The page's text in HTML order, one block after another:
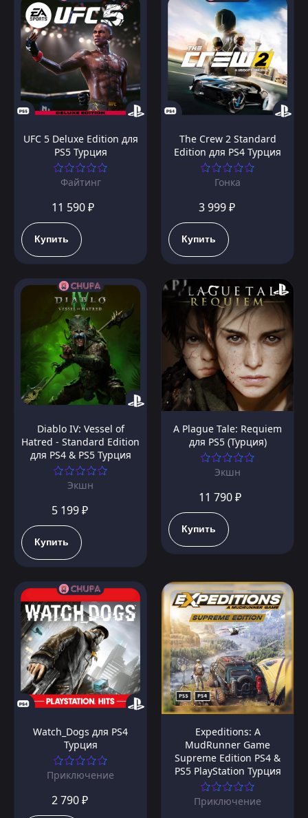
UFC 5 Deluxe Edition для
PS5 Турция
Файтинг
11 590 ₽
Купить
The Crew 2 Standard
Edition для PS4 Турция
Гонка
3 999 ₽
Купить
Diablo IV: Vessel of
Hatred - Standard Edition
для PS4 & PS5 Турция
Экшн
5 199 ₽
Купить
A Plague Tale: Requiem
для PS5 (Турция)
Экшн
11 790 ₽
Купить
Watch_Dogs для PS4
Турция
Приключение
2 790 ₽
Expeditions: A
MudRunner Game
Supreme Edition PS4 &
PS5 PlayStation Турция
Приключение